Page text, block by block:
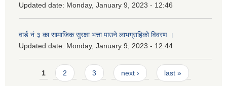
Updated date: Monday, January 9, 2023 - 12:46
वार्ड नं ३ का सामाजिक सुरक्षा भत्ता पाउने लाभग्राहिको विवरण ।
Updated date: Monday, January 9, 2023 - 12:44
Pages
1 2 3 next › last »